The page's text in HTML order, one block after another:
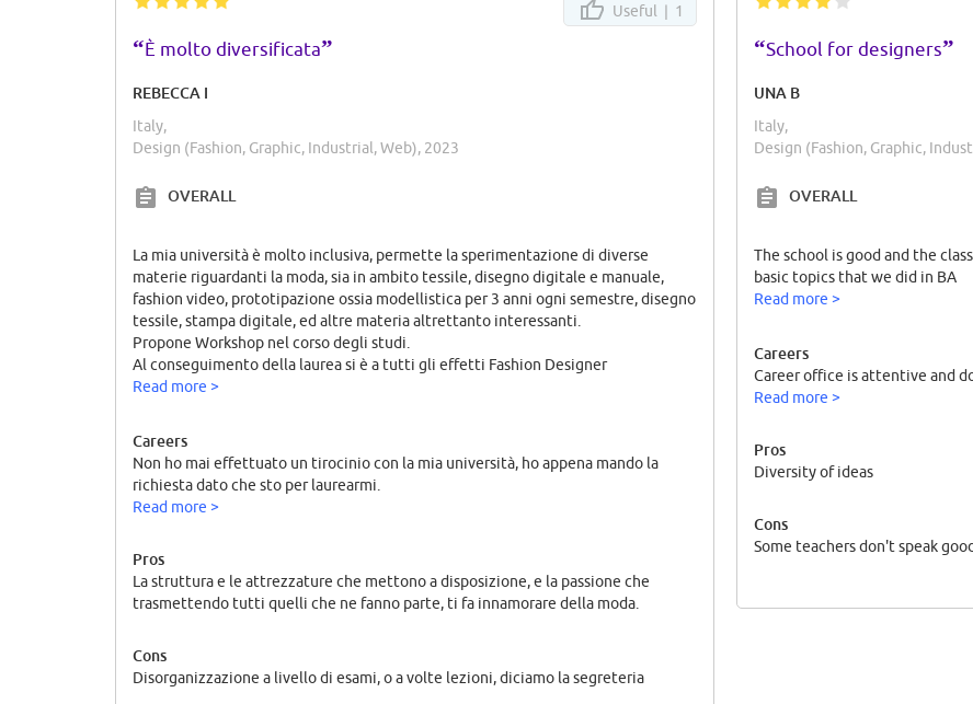
Useful | 1
“È molto diversificata”
REBECCA I
Italy,
Design (Fashion, Graphic, Industrial, Web), 2023
OVERALL
La mia università è molto inclusiva, permette la sperimentazione di diverse
materie riguardanti la moda, sia in ambito tessile, disegno digitale e manuale,
fashion video, prototipazione ossia modellistica per 3 anni ogni semestre, disegno
tessile, stampa digitale, ed altre materia altrettanto interessanti.
Propone Workshop nel corso degli studi.
Al conseguimento della laurea si è a tutti gli effetti Fashion Designer
Read more >
Careers
Non ho mai effettuato un tirocinio con la mia università, ho appena mando la
richiesta dato che sto per laurearmi.
Read more >
Pros
La struttura e le attrezzature che mettono a disposizione, e la passione che
trasmettendo tutti quelli che ne fanno parte, ti fa innamorare della moda.
Cons
Disorganizzazione a livello di esami, o a volte lezioni, diciamo la segreteria
“School for designers”
UNA B
Italy,
Design (Fashion, Graphic,
OVERALL
The school is good and the
basic topics that we did in BA
Read more >
Careers
Career office is attentive and
Read more >
Pros
Diversity of ideas
Cons
Some teachers don't speak